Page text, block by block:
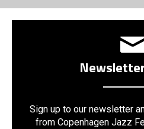
Sign up to our newsletter
from Copenhagen Jazz